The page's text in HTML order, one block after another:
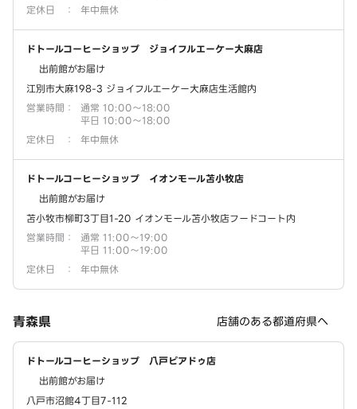
定休日
： 年中無休
ドトールコーヒーショップ ジョイフルエーケー大麻店
出前館がお届け
江別市大麻198-3 ジョイフルエーケー大麻店生活館内
営業時間 ：
通常 10:00～18:00
平日 10:00～18:00
定休日
： 年中無休
ドトールコーヒーショップ イオンモール苫小牧店
出前館がお届け
苫小牧市柳町3丁目1-20 イオンモール苫小牧店フードコート内
営業時間 ：
通常 11:00～19:00
平日 11:00～19:00
定休日
： 年中無休
青森県 店舗のある都道府県へ
ドトールコーヒーショップ 八戸ピアドゥ店
出前館がお届け
八戸市沼館4丁目7-112